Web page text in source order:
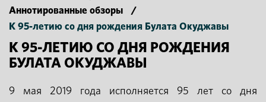
Аннотированные обзоры
/
К 95-летию со дня рождения Булата Окуджавы
К 95-ЛЕТИЮ СО ДНЯ РОЖДЕНИЯ
БУЛАТА ОКУДЖАВЫ
9 мая 2019 года исполняется 95 лет со дня